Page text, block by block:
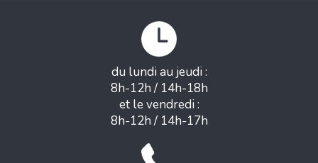
du lundi au jeudi :
8h-12h / 14h-18h
et le vendredi :
8h-12h / 14h-17h